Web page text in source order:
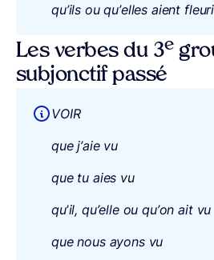
qu’ils ou qu’elles aient fleuri
Les verbes du 3e
subjonctif passé
VOIR
que j’aie vu
que tu aies vu
qu’il, qu’elle ou qu’on ait vu
que nous ayons vu